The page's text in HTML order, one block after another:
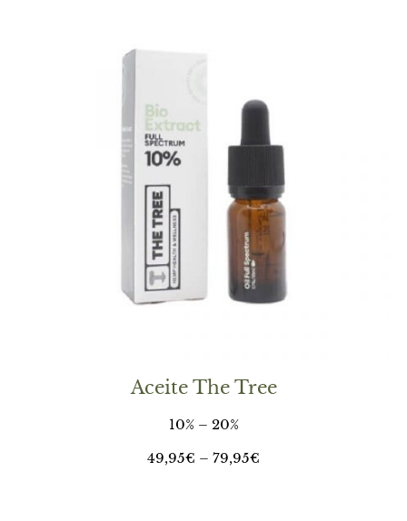
Aceite The Tree
10% – 20%
49,95€ – 79,95€